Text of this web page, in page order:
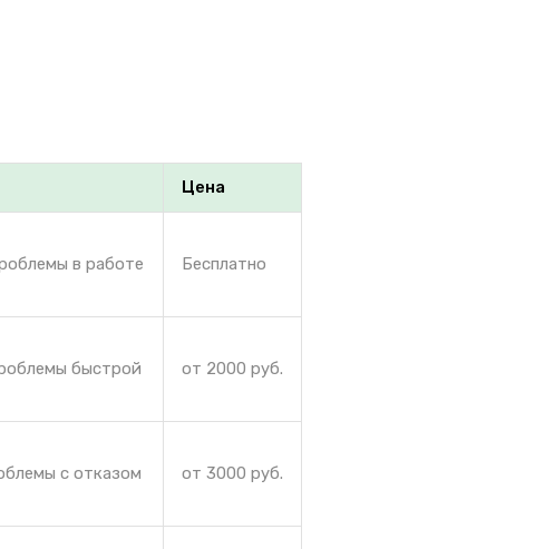
Цена
в работе
Бесплатно
быстрой
от 2000 руб.
с отказом
от 3000 руб.